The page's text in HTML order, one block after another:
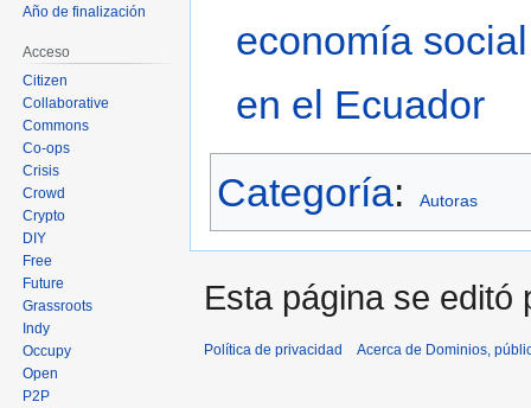
economía
en el Ecuador
Categoría: Autoras
Año de finalización
Acceso
Citizen
Collaborative
Commons
Co-ops
Crisis
Crowd
Crypto
DIY
Free
Future
Grassroots
Indy
Occupy
Open
P2P
Esta página se editó
Política de privacidad Acerca de Dominios,